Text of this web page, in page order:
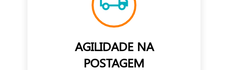
AGILIDADE NA
POSTAGEM